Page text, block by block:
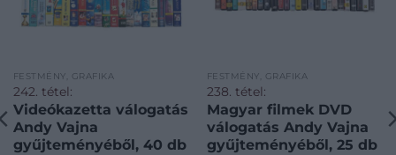
FESTMÉNY, GRAFIKA
242. tétel:
Videókazetta válogatás
Andy Vajna
gyűjteményéből, 40 db
FESTMÉNY, GRAFIKA
238. tétel:
Magyar filmek DVD
válogatás Andy Vajna
gyűjteményéből, 25 db